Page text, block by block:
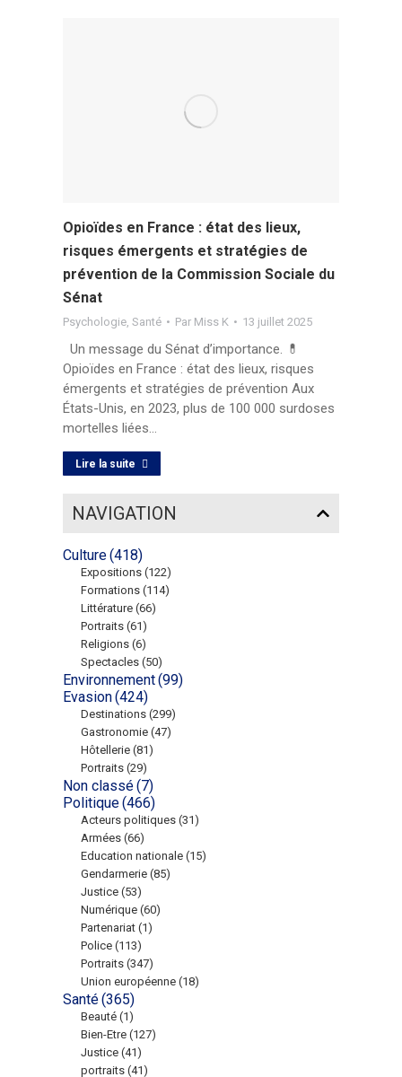
Opioïdes en France : état des lieux,
risques émergents et stratégies de
prévention de la Commission Sociale du
Sénat
Psychologie Santé Par Miss K 13 juillet 2025
Un message du Sénat d’importance. 💊
Opioïdes en France : état des lieux, risques
émergents et stratégies de prévention Aux
États-Unis, en 2023, plus de 100 000 surdoses
mortelles liées…
Lire la suite
NAVIGATION
Culture(418)
Expositions (122)
Formations (114)
Littérature (66)
Portraits (61)
Religions (6)
Spectacles (50)
Environnement(99)
Evasion(424)
Destinations (299)
Gastronomie (47)
Hôtellerie (81)
Portraits (29)
Non classé(7)
Politique(466)
Acteurs politiques (31)
Armées (66)
Education nationale (15)
Gendarmerie (85)
Justice (53)
Numérique (60)
Partenariat (1)
Police (113)
Portraits (347)
Union européenne (18)
Santé(365)
Beauté (1)
Bien-Etre (127)
Justice (41)
portraits (41)